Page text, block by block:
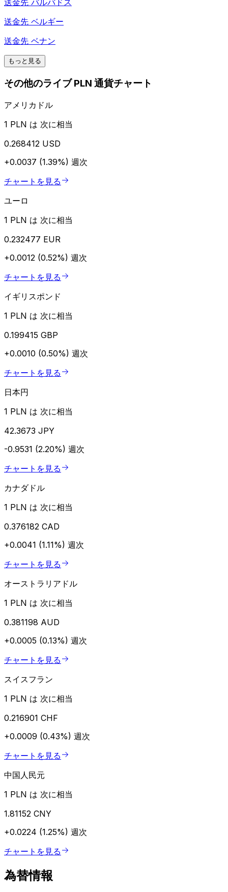
送金先 バルバドス
送金先 ベルギー
送金先 ベナン
もっと見る
その他のライブ PLN 通貨チャート
アメリカドル
1 PLN は 次に相当
0.268412 USD
+0.0037 (1.39%) 週次
チャートを見る
ユーロ
1 PLN は 次に相当
0.232477 EUR
+0.0012 (0.52%) 週次
チャートを見る
イギリスポンド
1 PLN は 次に相当
0.199415 GBP
+0.0010 (0.50%) 週次
チャートを見る
日本円
1 PLN は 次に相当
42.3673 JPY
-0.9531 (2.20%) 週次
チャートを見る
カナダドル
1 PLN は 次に相当
0.376182 CAD
+0.0041 (1.11%) 週次
チャートを見る
オーストラリアドル
1 PLN は 次に相当
0.381198 AUD
+0.0005 (0.13%) 週次
チャートを見る
スイスフラン
1 PLN は 次に相当
0.216901 CHF
+0.0009 (0.43%) 週次
チャートを見る
中国人民元
1 PLN は 次に相当
1.81152 CNY
+0.0224 (1.25%) 週次
チャートを見る
為替情報